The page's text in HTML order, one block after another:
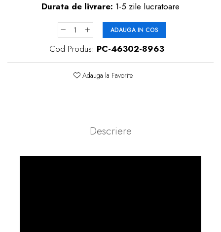
Durata de livrare: 1-5 zile lucratoare
ADAUGA IN COS
Cod Produs: PC-46302-8963
Adauga la Favorite
Descriere